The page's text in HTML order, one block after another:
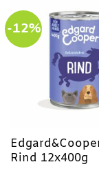
-12%
Rind 12x400g